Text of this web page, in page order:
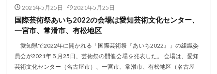
2021年5月25日 2021年5月25日
国際芸術祭あいち2022の会場は愛知芸術文化センター、
一宮市、常滑市、有松地区
愛知県で2022年に開かれる「国際芸術祭『あいち2022』」の組織委
員会が2021年５月25日、芸術祭の開催会場を発表した。 会場は、愛知
芸術文化センター（名古屋市）、一宮市、常滑市、有松地区（名古屋